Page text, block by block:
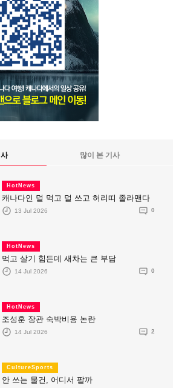
많이 본 기사
HotNews
캐나다인 덜 먹고 덜 쓰고 허리띠 졸라맨다
13 Jul 2026 0
HotNews
먹고 살기 힘든데 새차는 큰 부담
14 Jul 2026 0
HotNews
조성훈 장관 숙박비용 논란
14 Jul 2026 2
CultureSports
안 쓰는 물건, 어디서 팔까